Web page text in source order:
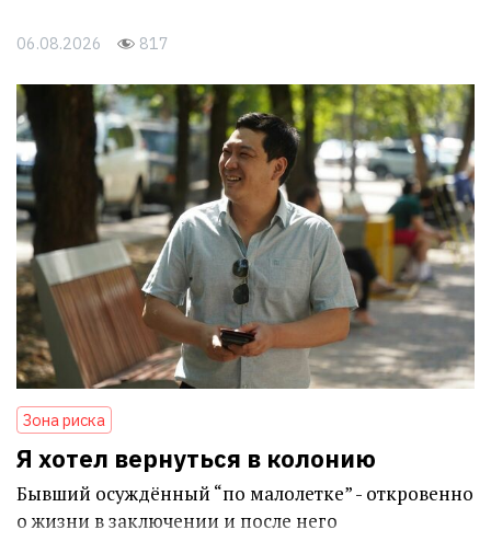
06.08.2026 817
Зона риска
Я хотел вернуться в колонию
Бывший осуждённый “по малолетке” - откровенно
о жизни в заключении и после него